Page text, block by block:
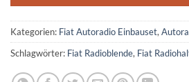
Kategorien: Fiat Autoradio Einbauset,
Schlagwörter: Fiat Radioblende, Fiat